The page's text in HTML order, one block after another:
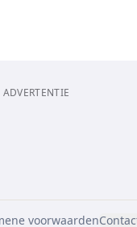
ADVERTENTIE
voorwaarden